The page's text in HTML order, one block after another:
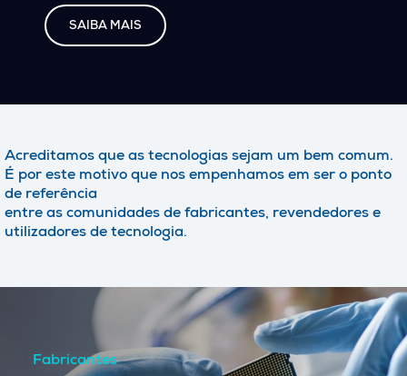
SAIBA MAIS
Acreditamos que as tecnologias sejam um bem comum.
É por este motivo que nos empenhamos em ser o ponto
de referência
entre as comunidades de fabricantes, revendedores e
utilizadores de tecnologia.
Fabricantes